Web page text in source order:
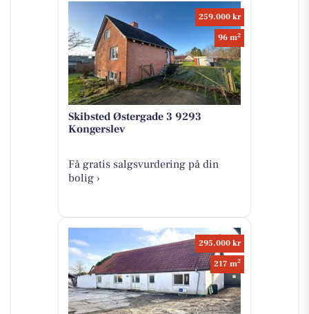
259.000 kr
96 m2
Skibsted Østergade 3 9293
Kongerslev
Få gratis salgsvurdering på din
bolig ›
295.000 kr
217 m2